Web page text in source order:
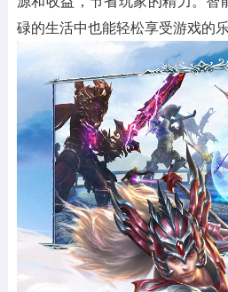
碌的生活中也能轻松享受游戏的乐